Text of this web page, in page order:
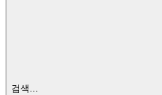
검색...